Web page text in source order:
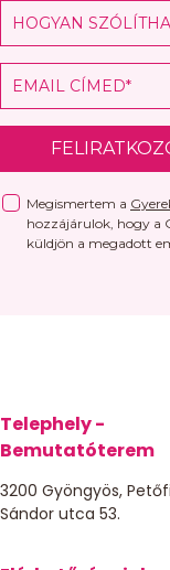
Megismertem a
hozzájárulok, hogy a
küldjön a megadott
Telephely -
Bemutatóterem
3200 Gyöngyös, Petőfi
Sándor utca 53.